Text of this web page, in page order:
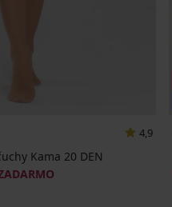
4,9
Kama 20 DEN